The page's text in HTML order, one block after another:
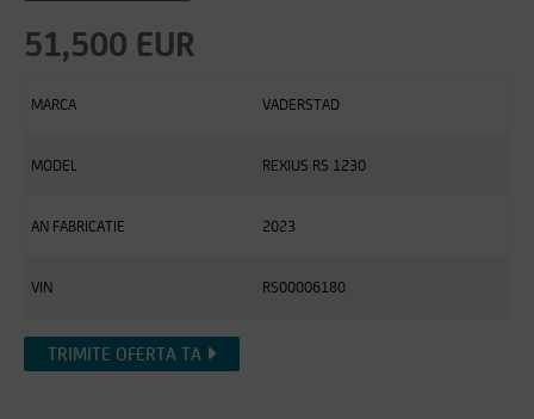
51,500 EUR
MARCA VADERSTAD
MODEL REXIUS RS 1230
AN FABRICATIE 2023
VIN RS00006180
TRIMITE OFERTA TA